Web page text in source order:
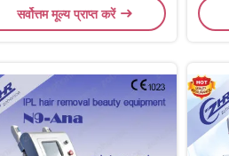
सर्वोत्तम मूल्य प्राप्त करें